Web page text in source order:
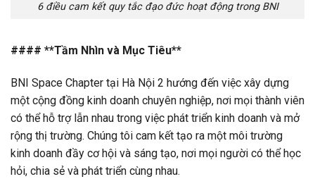
6 điều cam kết quy tắc đạo đức hoạt động trong BNI
#### **Tầm Nhìn và Mục Tiêu**
BNI Space Chapter tại Hà Nội 2 hướng đến việc xây dựng
một cộng đồng kinh doanh chuyên nghiệp, nơi mọi thành viên
có thể hỗ trợ lẫn nhau trong việc phát triển kinh doanh và mở
rộng thị trường. Chúng tôi cam kết tạo ra một môi trường
kinh doanh đầy cơ hội và sáng tạo, nơi mọi người có thể học
hỏi, chia sẻ và phát triển cùng nhau.